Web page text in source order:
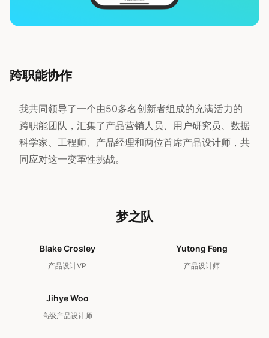
跨职能协作
我共同领导了一个由50多名创新者组成的充满活力的
跨职能团队，汇集了产品营销人员、用户研究员、数据
科学家、工程师、产品经理和两位首席产品设计师，共
同应对这一变革性挑战。
梦之队
Blake Crosley
产品设计VP
Yutong Feng
产品设计师
Jihye Woo
高级产品设计师